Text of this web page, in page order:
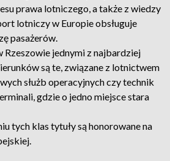
prawa lotniczego, a także z wiedzy
lotniczy w Europie obsługuje
pasażerów.
Rzeszowie jednymi z najbardziej
są te, związane z lotnictwem
służb operacyjnych czy technik
gdzie o jedno miejsce stara
tych klas tytuły są honorowane na